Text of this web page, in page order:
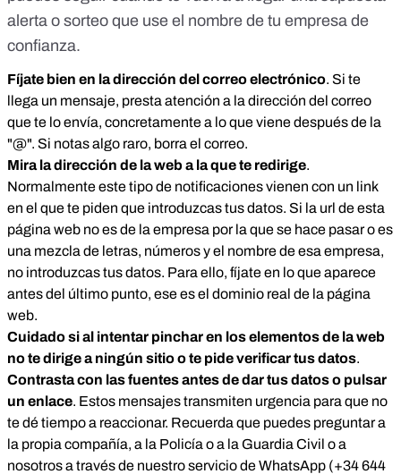
alerta o sorteo que use el nombre de tu empresa de
confianza.
Fíjate bien en la dirección del correo electrónico. Si te
llega un mensaje, presta atención a la dirección del correo
que te lo envía, concretamente a lo que viene después de la
"@". Si notas algo raro, borra el correo.
Mira la dirección de la web a la que te redirige.
Normalmente este tipo de notificaciones vienen con un link
en el que te piden que introduzcas tus datos. Si la url de esta
página web no es de la empresa por la que se hace pasar o es
una mezcla de letras, números y el nombre de esa empresa,
no introduzcas tus datos. Para ello, fíjate en lo que aparece
antes del último punto, ese es el dominio real de la página
web.
Cuidado si al intentar pinchar en los elementos de la web
no te dirige a ningún sitio o te pide verificar tus datos.
Contrasta con las fuentes antes de dar tus datos o pulsar
un enlace. Estos mensajes transmiten urgencia para que no
te dé tiempo a reaccionar. Recuerda que puedes preguntar a
la propia compañía, a la Policía o a la Guardia Civil o a
nosotros a través de nuestro servicio de WhatsApp (+34 644